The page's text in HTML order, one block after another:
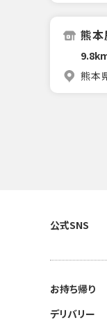
熊
熊本
公式SNS
お持ち帰り
デリバリー